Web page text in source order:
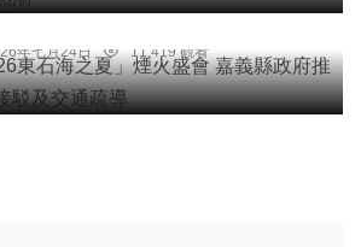
年七月24日
11,419 觀看